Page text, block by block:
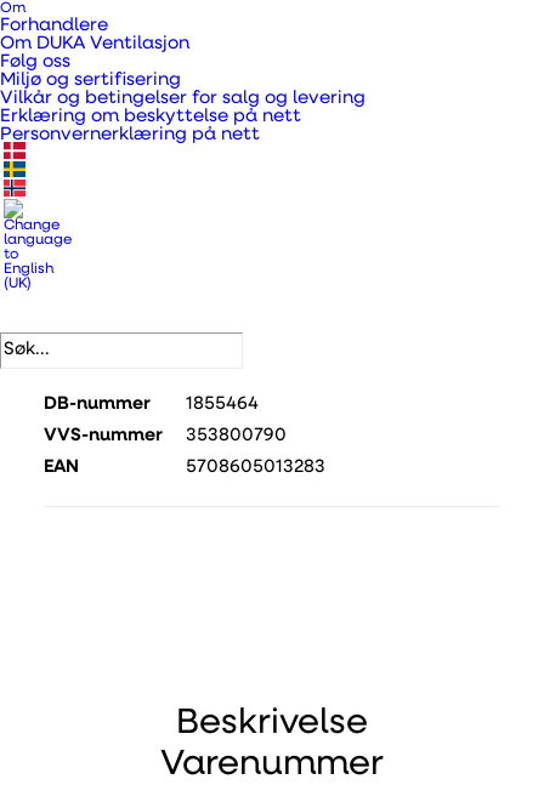
Om
Forhandlere
Om DUKA Ventilasjon
Følg oss
Miljø og sertifisering
Vilkår og betingelser for salg og levering
Erklæring om beskyttelse på nett
Personvernerklæring på nett
Brukes når viften ikke dekker
kanalåpningen, f.eks. når man
installerer en vifte over en
gammel kanal for en
.
DB-nummer
1855464
VVS-nummer
353800790
EAN
5708605013283
Beskrivelse
Varenummer